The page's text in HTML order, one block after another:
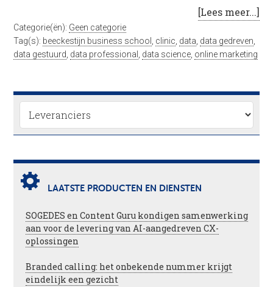
[Lees meer...]
Categorie(ën): Geen categorie
Tag(s): beeckestijn business school clinic data data gedreven
data gestuurd data professional data science online marketing
LAATSTE PRODUCTEN EN DIENSTEN
SOGEDES en Content Guru kondigen samenwerking
aan voor de levering van AI-aangedreven CX-
oplossingen
Branded calling: het onbekende nummer krijgt
eindelijk een gezicht